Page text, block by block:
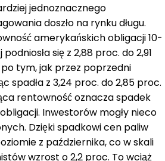
jednoznacznego
doszło na rynku długu.
amerykańskich obligacji 10-
się z 2,88 proc. do 2,91
tym, jak przez poprzedni
spadła z 3,24 proc. do 2,85 proc.
rentowność oznacza spadek
Inwestorów mogły nieco
Dzięki spadkowi cen paliw
z października, co w skali
wzrost o 2,2 proc. To wciąż